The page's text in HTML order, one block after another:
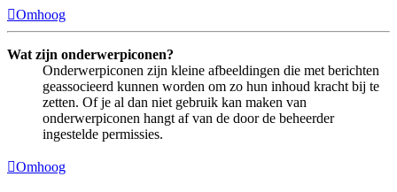
Omhoog
Wat zijn onderwerpiconen?
Onderwerpiconen zijn kleine afbeeldingen die met berichten
geassocieerd kunnen worden om zo hun inhoud kracht bij te
zetten. Of je al dan niet gebruik kan maken van
onderwerpiconen hangt af van de door de beheerder
ingestelde permissies.
Omhoog